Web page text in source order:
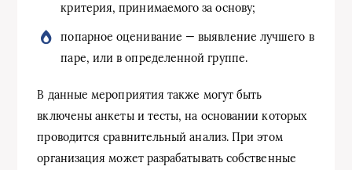
критерия, принимаемого за основу;
попарное оценивание — выявление лучшего в
паре, или в определенной группе.
В данные мероприятия также могут быть
включены анкеты и тесты, на основании которых
проводится сравнительный анализ. При этом
организация может разрабатывать собственные